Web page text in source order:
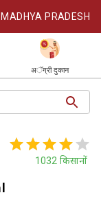
MADHYA PRADESH
अॅग्री दुकान
1032 किसानों